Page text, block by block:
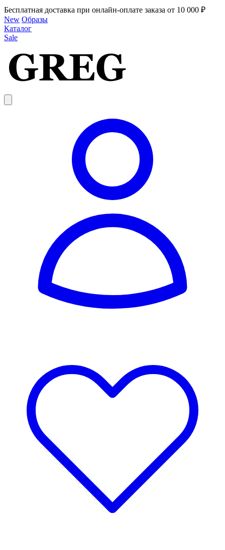
Бесплатная доставка при онлайн-оплате заказа от 10 000 ₽
New Образы
Каталог
Sale